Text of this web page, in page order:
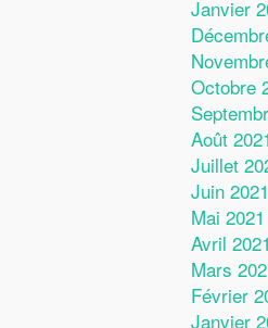
Janvier
Octobre
Août 2021
Juillet
Juin 2021
Mai 2021
Avril 2021
Mars
Février
Janvier